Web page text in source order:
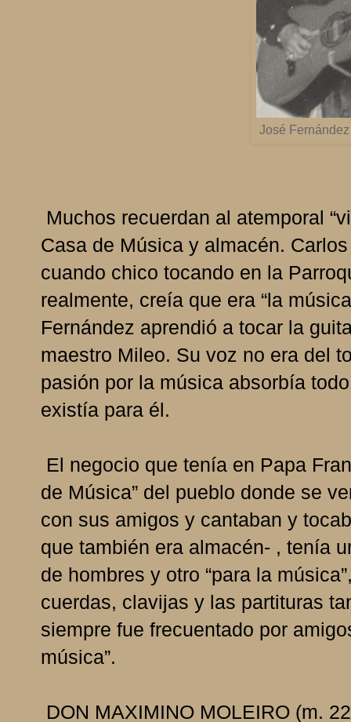
José
Muchos recuerdan al atemporal
Casa de Música y almacén.
cuando chico tocando en la
realmente, creía que era “la
Fernández aprendió a tocar la
maestro Mileo. Su voz no era del
pasión por la música absorbía
existía para él.
El negocio que tenía en Papa
de Música” del pueblo donde se
con sus amigos y cantaban y
que también era almacén- , tenía
de hombres y otro “para la
cuerdas, clavijas y las partituras
siempre fue frecuentado por
música”.
DON MAXIMINO MOLEIRO (m.